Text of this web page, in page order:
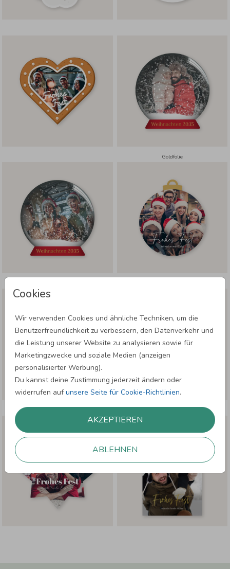
Cookies
Wir verwenden Cookies und ähnliche Techniken, um die
Benutzerfreundlichkeit zu verbessern, den Datenverkehr und
die Leistung unserer Website zu analysieren sowie für
Marketingzwecke und soziale Medien (anzeigen
personalisierter Werbung).
Du kannst deine Zustimmung jederzeit ändern oder
widerrufen aufunsere Seite für Cookie-Richtlinien.
AKZEPTIEREN
ABLEHNEN
Goldfolie